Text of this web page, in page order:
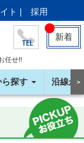
ト | 採用
新着
任せ!!
ら探す 沿線か＞